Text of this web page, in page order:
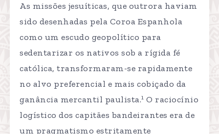
As missões jesuíticas, que outrora haviam
sido desenhadas pela Coroa Espanhola
como um escudo geopolítico para
sedentarizar os nativos sob a rígida fé
católica, transformaram-se rapidamente
no alvo preferencial e mais cobiçado da
ganância mercantil paulista.1 O raciocínio
logístico dos capitães bandeirantes era de
um pragmatismo estritamente